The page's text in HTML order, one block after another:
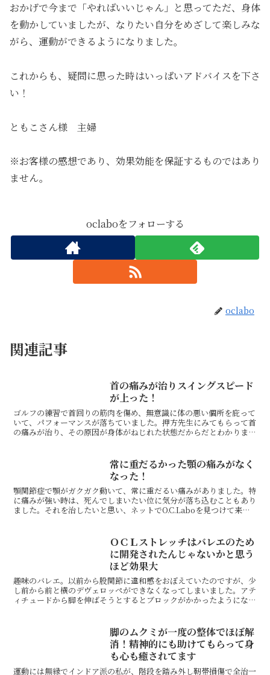
おかげで今まで「やればいいじゃん」と思ってただ、身体
を動かしていましたが、なりたい自分をめざして楽しみな
がら、運動ができるようになりました。
これからも、疑問に思った時はいっぱいアドバイスを下さ
い！
ともこさん様 主婦
※お客様の感想であり、効果効能を保証するものではあり
ません。
oclaboをフォローする
oclabo
関連記事
首の痛みが治りスイングスピード
が上った！
ゴルフの練習で首回りの筋肉を傷め、無意識に体の悪い個所を庇って
いて、パフォーマンスが落ちていました。押方先生にみてもらって首
の痛みが治り、その原因が身体がねじれた状態だからだとわかりまし
常に重だるかった顎の痛みがなく
なった！
顎関節症で顎がガクガク動いて、常に重だるい痛みがありました。特
に痛みが強い時は、死んでしまいたい位に気分が落ち込むこともあり
ました。それを治したいと思い、ネットでO.C.Laboを見つけて来て
ＯＣＬストレッチはバレエのため
に開発されたんじゃないかと思う
ほど効果大
趣味のバレエ。以前から股関節に違和感をおぼえていたのですが、少
し前から前と横のデヴェロッペができなくなってしまいました。アテ
ィチュードから脚を伸ばそうとするとブロックがかかったようになっ
脚のムクミが一度の整体でほぼ解
消！精神的にも助けてもらって身
も心も癒されてます
運動には無縁でインドア派の私が、階段を踏み外し靭帯損傷で全治一